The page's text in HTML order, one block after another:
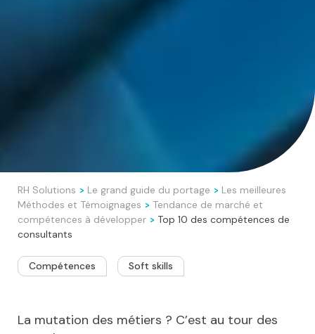
RH Solutions > Le grand guide du portage > Les meilleures
Méthodes et Témoignages > Tendance de marché et
compétences à développer > Top 10 des compétences de
consultants
Compétences Soft skills
La mutation des métiers ? C’est au tour des